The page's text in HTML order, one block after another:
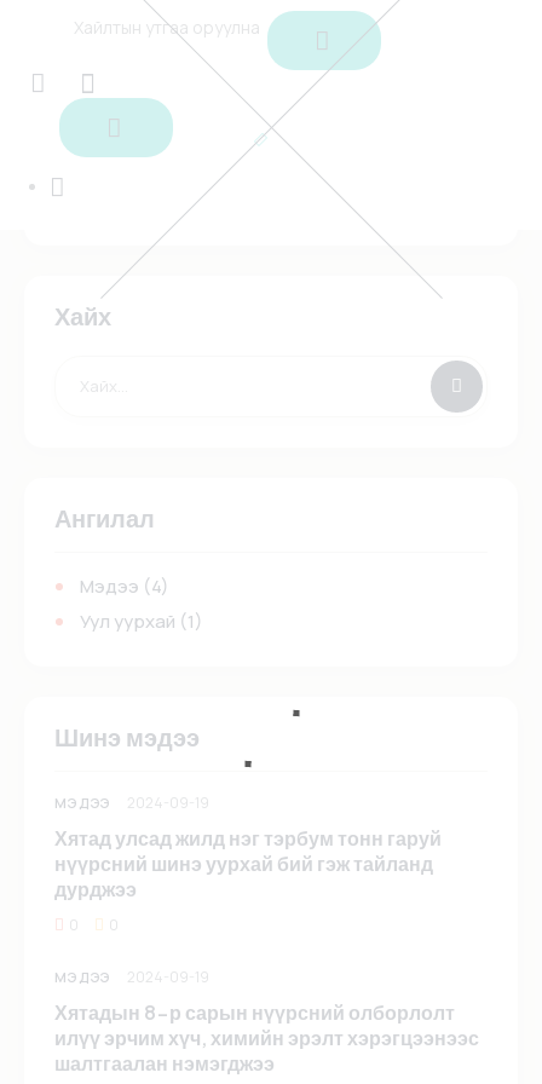
Logout Redirect
Сагс
Хайх
Ангилал
Мэдээ (4)
Уул уурхай (1)
Шинэ мэдээ
МЭДЭЭ 2024-09-19
Хятад улсад жилд нэг тэрбум тонн гаруй
нүүрсний шинэ уурхай бий гэж тайланд
дурджээ
0 0
МЭДЭЭ 2024-09-19
Хятадын 8-р сарын нүүрсний олборлолт
илүү эрчим хүч, химийн эрэлт хэрэгцээнээс
шалтгаалан нэмэгджээ